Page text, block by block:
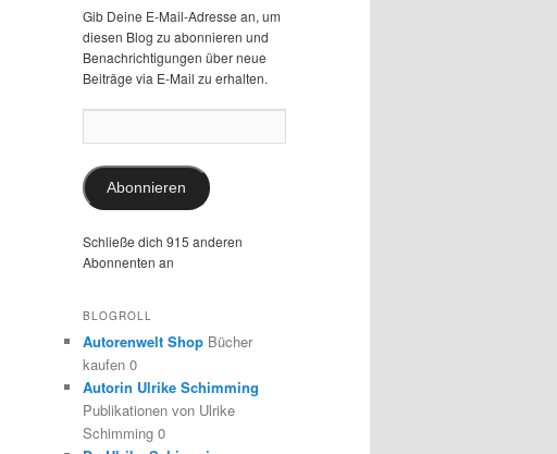
Gib Deine E-Mail-Adresse an, um
diesen Blog zu abonnieren und
Benachrichtigungen über neue
Beiträge via E-Mail zu erhalten.
Mail-
Abonnieren
Schließe dich 915 anderen
Abonnenten an
BLOGROLL
Autorenwelt Shop Bücher
kaufen 0
Autorin Ulrike Schimming
Publikationen von Ulrike
Schimming 0